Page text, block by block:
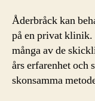
Åderbråck kan
på en privat
många av de
års erfarenhet och
skonsamma